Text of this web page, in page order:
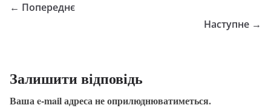
← Попереднє
Наступне →
Залишити відповідь
Ваша e-mail адреса не оприлюднюватиметься.